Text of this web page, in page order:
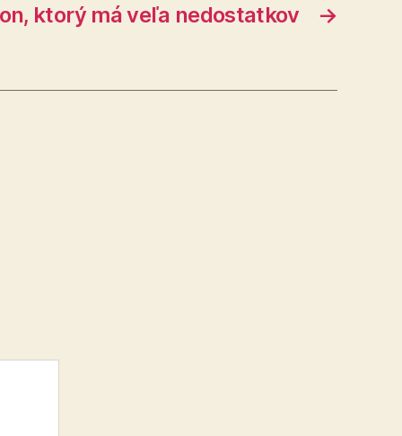
→
ktorý má veľa nedostatkov